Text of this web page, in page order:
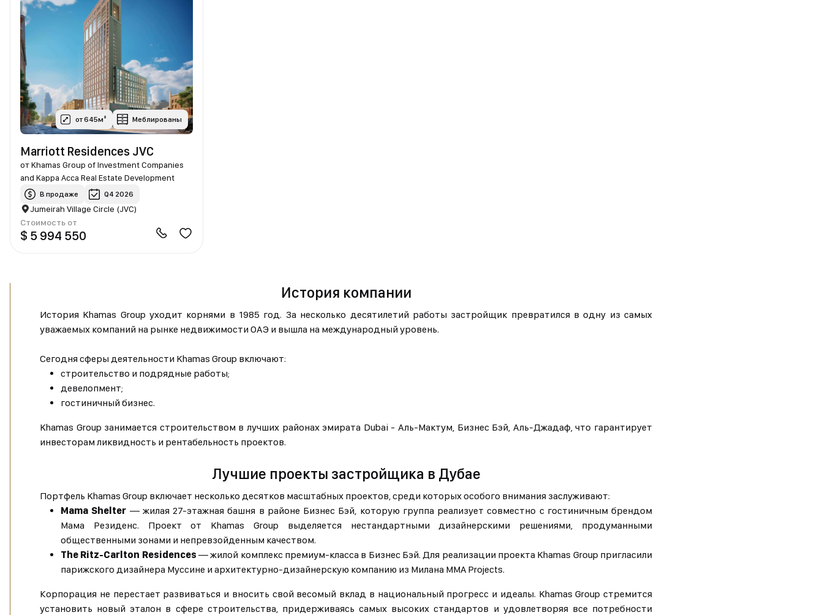
от 645м² Меблированы
Marriott Residences JVC
отKhamas Group of Investment Companies
and Kappa Acca Real Estate Development
В продаже Q4 2026
Jumeirah Village Circle (JVC)
Стоимость от
$ 5 994 550
История компании
История Khamas Group уходит корнями в 1985 год. За несколько десятилетий работы застройщик превратился в одну из самых
уважаемых компаний на рынке недвижимости ОАЭ и вышла на международный уровень.
Сегодня сферы деятельности Khamas Group включают:
строительство и подрядные работы;
девелопмент;
гостиничный бизнес.
Khamas Group занимается строительством в лучших районах эмирата Dubai - Аль-Мактум, Бизнес Бэй, Аль-Джадаф, что гарантирует
инвесторам ликвидность и рентабельность проектов.
Лучшие проекты застройщика в Дубае
Портфель Khamas Group включает несколько десятков масштабных проектов, среди которых особого внимания заслуживают:
Mama Shelter — жилая 27-этажная башня в районе Бизнес Бэй, которую группа реализует совместно с гостиничным брендом
Мама Резиденс. Проект от Khamas Group выделяется нестандартными дизайнерскими решениями, продуманными
общественными зонами и непревзойденным качеством.
The Ritz-Carlton Residences — жилой комплекс премиум-класса в Бизнес Бэй. Для реализации проекта Khamas Group пригласили
парижского дизайнера Муссине и архитектурно-дизайнерскую компанию из Милана MMA Projects.
Корпорация не перестает развиваться и вносить свой весомый вклад в национальный прогресс и идеалы. Khamas Group стремится
установить новый эталон в сфере строительства, придерживаясь самых высоких стандартов и удовлетворяя все потребности